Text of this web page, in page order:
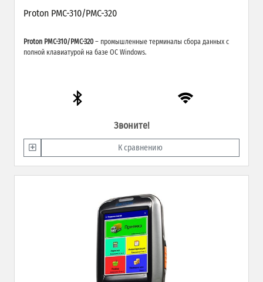
Proton PMC-310/PMC-320
Proton PMC-310/PMC-320 – промышленные терминалы сбора данных с
полной клавиатурой на базе ОС Windows.
Звоните!
К сравнению